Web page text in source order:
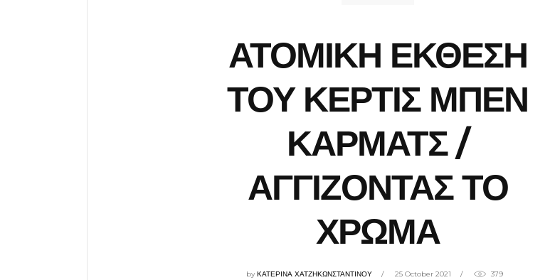
ΑΤΟΜΙΚΗ ΕΚΘΕΣΗ
ΤΟΥ ΚΕΡΤΙΣ ΜΠΕΝ
ΚΑΡΜΑΤΣ /
ΑΓΓΙΖΟΝΤΑΣ ΤΟ
ΧΡΩΜΑ
byΚΑΤΕΡΙΝΑ ΧΑΤΖΗΚΩΝΣΤΑΝΤΙΝΟΥ 25 October 2021 379